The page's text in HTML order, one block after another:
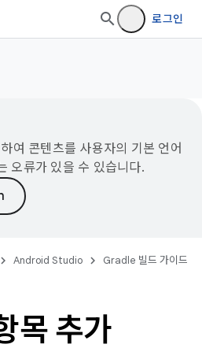
로그인
여 콘텐츠를 사용자의 기본 언어
오류가 있을 수 있습니다.
Android Studio Gradle 빌드 가이드
목 추가